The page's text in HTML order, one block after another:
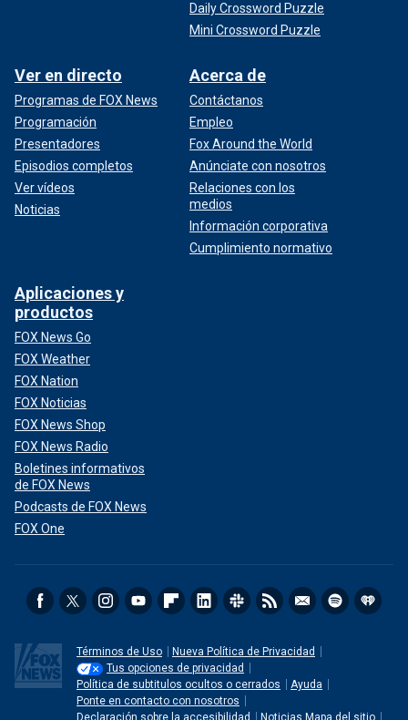
Daily Crossword Puzzle
Mini Crossword Puzzle
Ver en directo
Programas de FOX News
Programación
Presentadores
Episodios completos
Ver vídeos
Noticias
Acerca de
Contáctanos
Empleo
Fox Around the World
Anúnciate con nosotros
Relaciones con los
medios
Información corporativa
Cumplimiento normativo
Aplicaciones y
productos
FOX News Go
FOX Weather
FOX Nation
FOX Noticias
FOX News Shop
FOX News Radio
Boletines informativos
de FOX News
Podcasts de FOX News
FOX One
Términos de Uso
Nueva Política de Privacidad
Tus opciones de privacidad
Política de subtitulos ocultos o cerrados
Ayuda
Ponte en contacto con nosotros